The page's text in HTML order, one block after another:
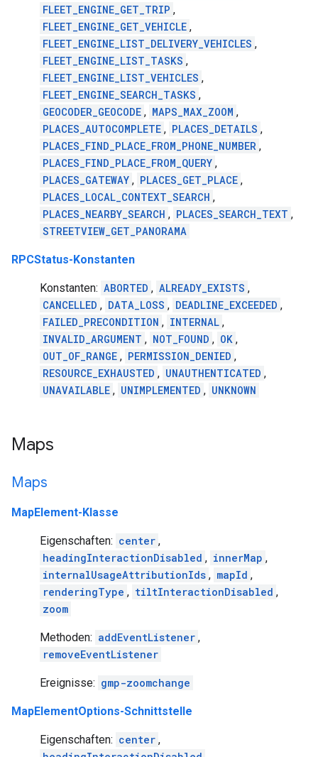
FLEET_ENGINE_GET_TRIP ,
FLEET_ENGINE_GET_VEHICLE ,
FLEET_ENGINE_LIST_DELIVERY_VEHICLES ,
FLEET_ENGINE_LIST_TASKS ,
FLEET_ENGINE_LIST_VEHICLES ,
FLEET_ENGINE_SEARCH_TASKS ,
GEOCODER_GEOCODE , MAPS_MAX_ZOOM ,
PLACES_AUTOCOMPLETE , PLACES_DETAILS ,
PLACES_FIND_PLACE_FROM_PHONE_NUMBER ,
PLACES_FIND_PLACE_FROM_QUERY ,
PLACES_GATEWAY , PLACES_GET_PLACE ,
PLACES_LOCAL_CONTEXT_SEARCH ,
PLACES_NEARBY_SEARCH , PLACES_SEARCH_TEXT ,
STREETVIEW_GET_PANORAMA
RPCStatus-Konstanten
Konstanten: ABORTED , ALREADY_EXISTS ,
CANCELLED , DATA_LOSS , DEADLINE_EXCEEDED ,
FAILED_PRECONDITION , INTERNAL ,
INVALID_ARGUMENT , NOT_FOUND , OK ,
OUT_OF_RANGE , PERMISSION_DENIED ,
RESOURCE_EXHAUSTED , UNAUTHENTICATED ,
UNAVAILABLE , UNIMPLEMENTED , UNKNOWN
Maps
Maps
MapElement-Klasse
Eigenschaften: center ,
headingInteractionDisabled , innerMap ,
internalUsageAttributionIds , mapId ,
renderingType , tiltInteractionDisabled ,
zoom
Methoden: addEventListener ,
removeEventListener
Ereignisse: gmp-zoomchange
MapElementOptions-Schnittstelle
Eigenschaften: center ,